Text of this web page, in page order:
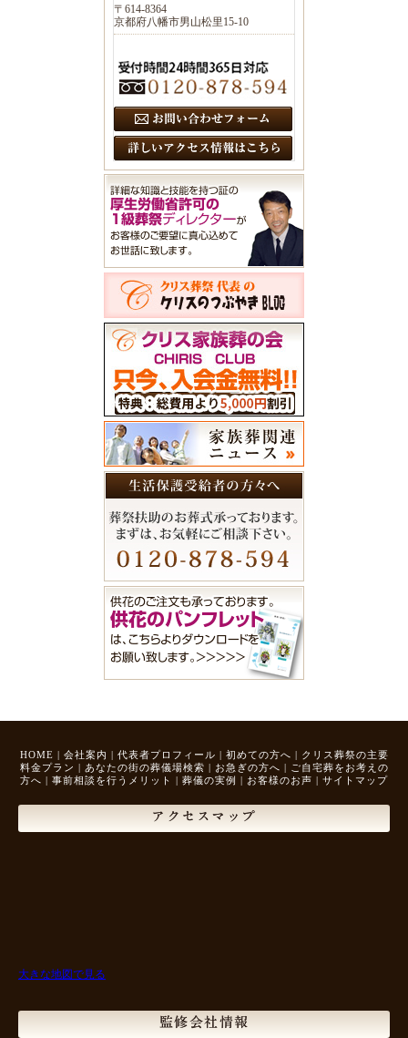
〒614-8364
京都府八幡市男山松里15-10
HOME | 会社案内 | 代表者プロフィール | 初めての方へ | クリス葬祭の主要
料金プラン | あなたの街の葬儀場検索 | お急ぎの方へ | ご自宅葬をお考えの
方へ | 事前相談を行うメリット | 葬儀の実例 | お客様のお声 | サイトマップ
アクセスマップ
大きな地図で見る
監修会社情報